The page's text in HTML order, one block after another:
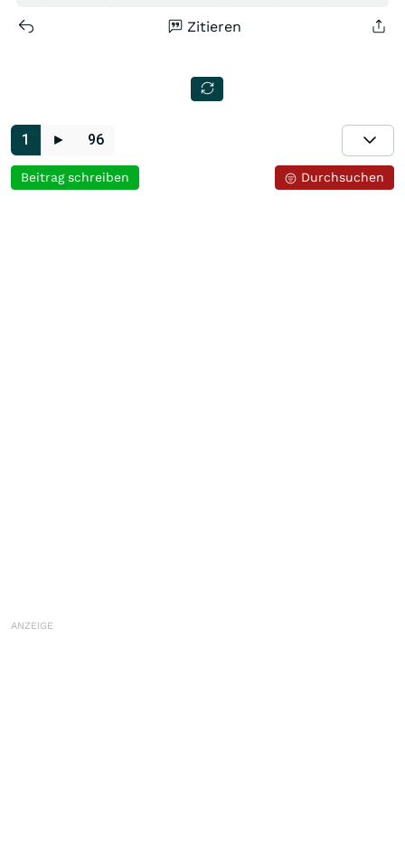
Zitieren
1 ► 96
Durchsuchen
Beitrag schreiben